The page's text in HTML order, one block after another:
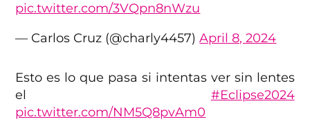
pic.twitter.com/3VQpn8nWzu
— Carlos Cruz (@charly4457)April 8, 2024
Esto es lo que pasa si intentas ver sin lentes
el #Eclipse2024
pic.twitter.com/NM5Q8pvAm0